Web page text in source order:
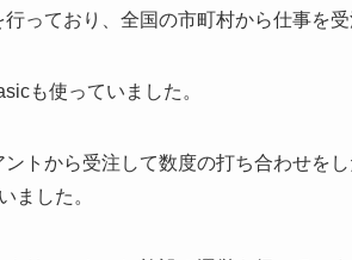
っており、全国の市町村から仕事を受
も使っていました。
トから受注して数度の打ち合わせを
ました。